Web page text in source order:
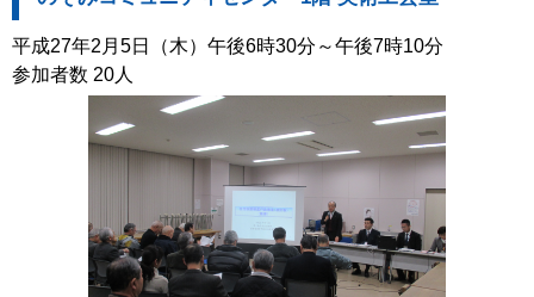
平成27年2月5日（木）午後6時30分～午後7時10分
参加者数 20人